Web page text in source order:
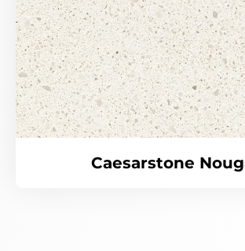
Caesarstone